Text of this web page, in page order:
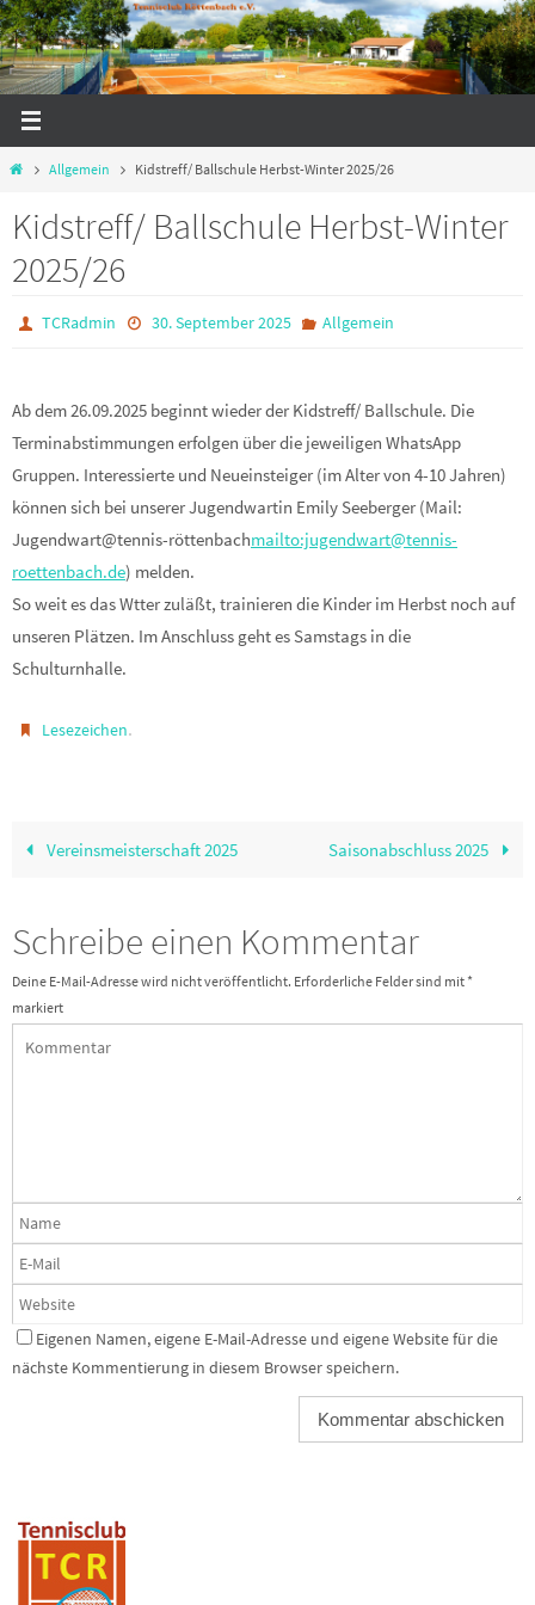
Zum
Inhalt
springen
StartAllgemein Kidstreff/ Ballschule Herbst-Winter 2025/26
Kidstreff/ Ballschule Herbst-Winter
2025/26
TCRadmin 30. September 2025 Allgemein
Ab dem 26.09.2025 beginnt wieder der Kidstreff/ Ballschule. Die
Terminabstimmungen erfolgen über die jeweiligen WhatsApp
Gruppen. Interessierte und Neueinsteiger (im Alter von 4-10 Jahren)
können sich bei unserer Jugendwartin Emily Seeberger (Mail:
Jugendwart@tennis-röttenbachmailto:jugendwart@tennis-
roettenbach.de) melden.
So weit es das Wtter zuläßt, trainieren die Kinder im Herbst noch auf
unseren Plätzen. Im Anschluss geht es Samstags in die
Schulturnhalle.
Lesezeichen.
Vereinsmeisterschaft 2025 Saisonabschluss 2025
Schreibe einen Kommentar
Deine E-Mail-Adresse wird nicht veröffentlicht. Erforderliche Felder sind mit *
markiert
Eigenen Namen, eigene E-Mail-Adresse und eigene Website für die
nächste Kommentierung in diesem Browser speichern.